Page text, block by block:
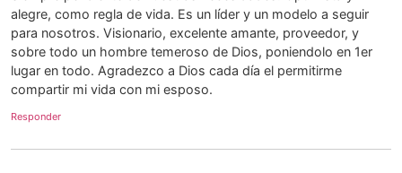
alegre, como regla de vida. Es un líder y un modelo a seguir
para nosotros. Visionario, excelente amante, proveedor, y
sobre todo un hombre temeroso de Dios, poniendolo en 1er
lugar en todo. Agradezco a Dios cada día el permitirme
compartir mi vida con mi esposo.
Responder